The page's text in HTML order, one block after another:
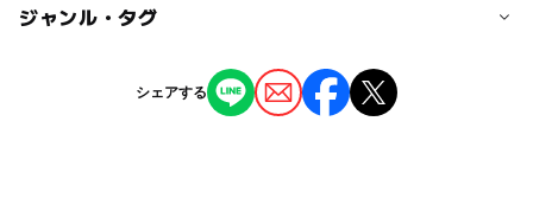
土佐電鉄「いの駅」下車後、徒歩約１５分
大国様前で下車後、すぐ
駐車場あり ー
ー 託児所
ジャンル・タグ
シェアする